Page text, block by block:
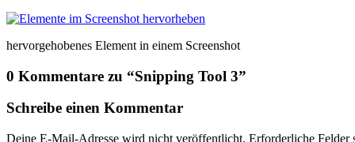
hervorgehobenes Element in einem Screenshot
0 Kommentare zu “Snipping Tool 3”
Schreibe einen Kommentar
Deine E-Mail-Adresse wird nicht veröffentlicht. Erforderliche Felder